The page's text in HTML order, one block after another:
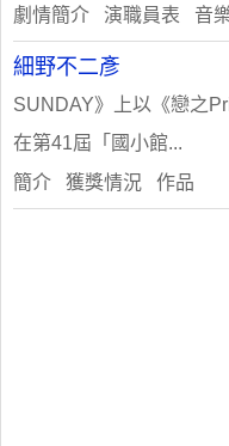
劇情簡介 演職員表 音
細野不二彥
SUNDAY》上以《戀之
在第41屆「國小館...
簡介 獲獎情況 作品